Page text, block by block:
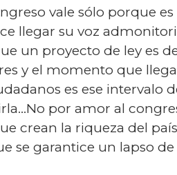
vale sólo porque
llegar su voz
un proyecto de ley es
y el momento que
es ese intervalo
por amor al
crean la riqueza del
se garantice un lapso